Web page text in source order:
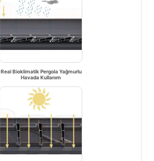
Real Bioklimatik Pergola Yağmurlu
Havada Kullanım